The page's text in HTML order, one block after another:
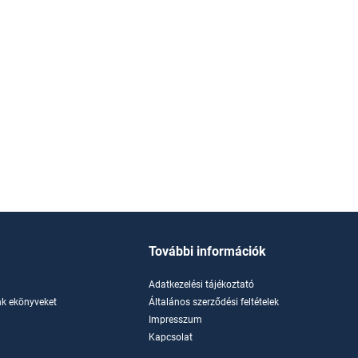
ekönyveket
További információk
Adatkezelési tájékoztató
Általános szerződési feltételek
Impresszum
Kapcsolat